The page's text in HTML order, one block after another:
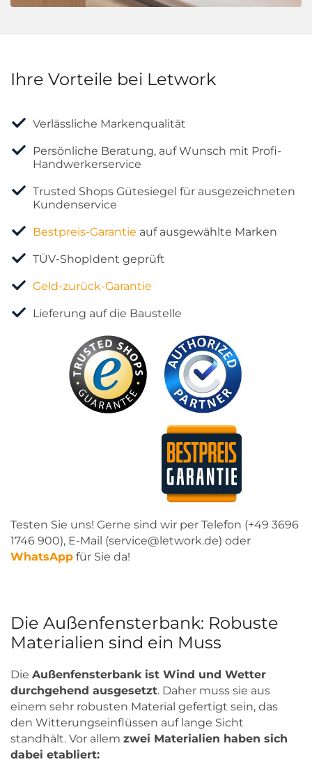
Ihre Vorteile bei Letwork
Verlässliche Markenqualität
Persönliche Beratung, auf Wunsch mit Profi-
Handwerkerservice
Trusted Shops Gütesiegel für ausgezeichneten
Kundenservice
Bestpreis-Garantie auf ausgewählte Marken
TÜV-ShopIdent geprüft
Geld-zurück-Garantie
Lieferung auf die Baustelle
Testen Sie uns! Gerne sind wir per Telefon (+49 3696
1746 900), E-Mail (service@letwork.de) oder
WhatsApp für Sie da!
Die Außenfensterbank: Robuste
Materialien sind ein Muss
Die Außenfensterbank ist Wind und Wetter
durchgehend ausgesetzt. Daher muss sie aus
einem sehr robusten Material gefertigt sein, das
den Witterungseinflüssen auf lange Sicht
standhält. Vor allem zwei Materialien haben sich
dabei etabliert: